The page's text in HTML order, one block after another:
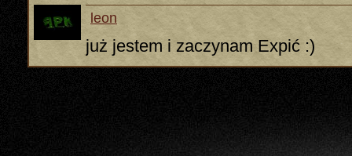
leon
już jestem i zaczynam Expić :)